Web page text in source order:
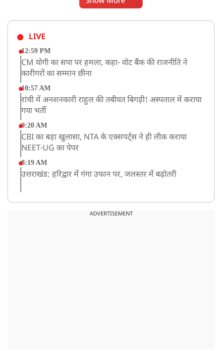
LIVE
12:59 PM
CM योगी का सपा पर हमला, कहा- वोट बैंक की राजनीति ने
कारीगरों का सम्मान छीना
10:57 AM
रांची में अनशनकारी राहुल की तबीयत बिगड़ी! अस्पताल में कराया
गया भर्ती
9:20 AM
CBI का बड़ा खुलासा, NTA के एक्सपर्ट्स ने ही लीक कराया
NEET-UG का पेपर
8:19 AM
उत्तराखंड: हरिद्वार में गंगा उफान पर, जलस्तर में बढ़ोतरी
UP: लखनऊ में चलती कार में लगी आग, युवक की जिंदा जलकर
ADVERTISEMENT